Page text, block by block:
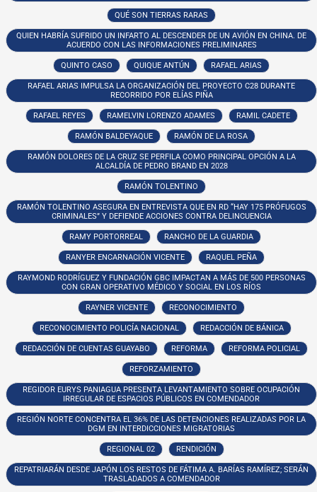
QUÉ SON TIERRAS RARAS
QUIEN HABRÍA SUFRIDO UN INFARTO AL DESCENDER DE UN AVIÓN EN CHINA. DE
ACUERDO CON LAS INFORMACIONES PRELIMINARES
QUINTO CASO QUIQUE ANTÚN RAFAEL ARIAS
RAFAEL ARIAS IMPULSA LA ORGANIZACIÓN DEL PROYECTO C28 DURANTE
RECORRIDO POR ELÍAS PIÑA
RAFAEL REYES RAMELVIN LORENZO ADAMES RAMIL CADETE
RAMÓN BALDEYAQUE RAMÓN DE LA ROSA
RAMÓN DOLORES DE LA CRUZ SE PERFILA COMO PRINCIPAL OPCIÓN A LA
ALCALDÍA DE PEDRO BRAND EN 2028
RAMÓN TOLENTINO
RAMÓN TOLENTINO ASEGURA EN ENTREVISTA QUE EN RD “HAY 175 PRÓFUGOS
CRIMINALES” Y DEFIENDE ACCIONES CONTRA DELINCUENCIA
RAMY PORTORREAL RANCHO DE LA GUARDIA
RANYER ENCARNACIÓN VICENTE RAQUEL PEÑA
RAYMOND RODRÍGUEZ Y FUNDACIÓN GBC IMPACTAN A MÁS DE 500 PERSONAS
CON GRAN OPERATIVO MÉDICO Y SOCIAL EN LOS RÍOS
RAYNER VICENTE RECONOCIMIENTO
RECONOCIMIENTO POLICÍA NACIONAL REDACCIÓN DE BÁNICA
REDACCIÓN DE CUENTAS GUAYABO REFORMA REFORMA POLICIAL
REFORZAMIENTO
REGIDOR EURYS PANIAGUA PRESENTA LEVANTAMIENTO SOBRE OCUPACIÓN
IRREGULAR DE ESPACIOS PÚBLICOS EN COMENDADOR
REGIÓN NORTE CONCENTRA EL 36% DE LAS DETENCIONES REALIZADAS POR LA
DGM EN INTERDICCIONES MIGRATORIAS
REGIONAL 02 RENDICIÓN
REPATRIARÁN DESDE JAPÓN LOS RESTOS DE FÁTIMA A. BARÍAS RAMÍREZ; SERÁN
TRASLADADOS A COMENDADOR